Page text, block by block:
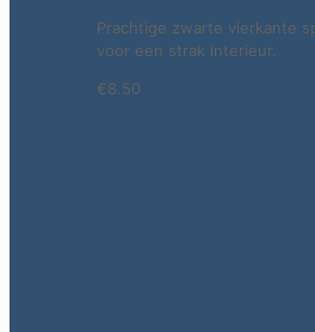
Prachtige zwarte vierkante
voor een strak interieur.
€8.50